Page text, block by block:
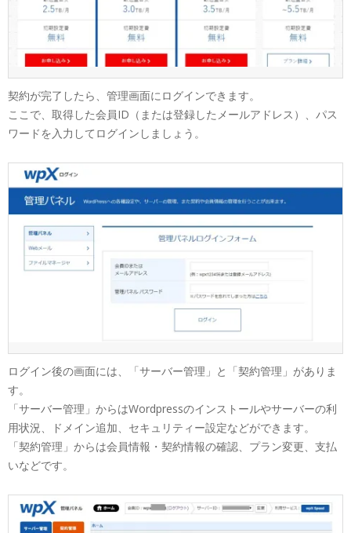
契約が完了したら、管理画面にログインできます。
ここで、取得した会員ID（または登録したメールアドレス）、パス
ワードを入力してログインしましょう。
ログイン後の画面には、「サーバー管理」と「契約管理」がありま
す。
「サーバー管理」からはWordpressのインストールやサーバーの利
用状況、ドメイン追加、セキュリティー設定などができます。
「契約管理」からは会員情報・契約情報の確認、プラン変更、支払
いなどです。